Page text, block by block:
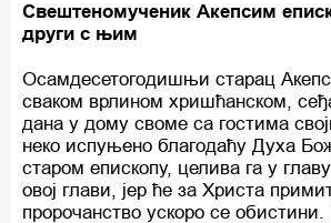
Свештеномученик Акепсим
други с њим
Осамдесетогодишњи старац
сваком врлином хришћанском,
дана у дому своме са гостима
неко испуњено благодаћу Духа
старом епископу, целива га у
овој глави, јер ће за Христа
пророчанство ускоро се